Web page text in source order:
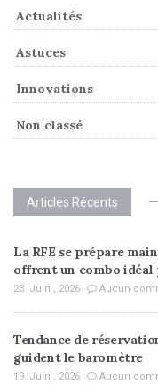
Actualités
Astuces
Innovations
Non classé
Articles Récents
La RFE se prépare
offrent un combo idéal
23. Juin , 2026 Aucun
Tendance de
guident le baromètre
19. Juin , 2026 Aucun